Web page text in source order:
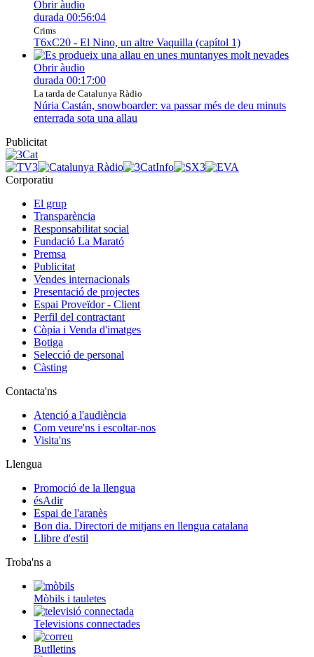
Obrir àudio
durada 00:56:04
Crims
T6xC20 - El Nino, un altre Vaquilla (capítol 1)
Obrir àudio
durada 00:17:00
La tarda de Catalunya Ràdio
Núria Castán, snowboarder: va passar més de deu minuts
enterrada sota una allau
Publicitat
Corporatiu
El grup
Transparència
Responsabilitat social
Fundació La Marató
Premsa
Publicitat
Vendes internacionals
Presentació de projectes
Espai Proveïdor - Client
Perfil del contractant
Còpia i Venda d'imatges
Botiga
Selecció de personal
Càsting
Contacta'ns
Atenció a l'audiència
Com veure'ns i escoltar-nos
Visita'ns
Llengua
Promoció de la llengua
ésAdir
Espai de l'aranès
Bon dia. Directori de mitjans en llengua catalana
Llibre d'estil
Troba'ns a
Mòbils i tauletes
Televisions connectades
Butlletins